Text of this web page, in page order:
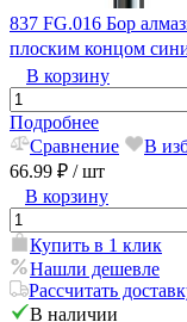
837 FG.016 Бор
плоским концом
В корзину
Подробнее
Сравнение
В
66.99 ₽ / шт
В корзину
Купить в 1 клик
Нашли дешевле
Рассчитать
В наличии